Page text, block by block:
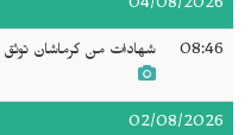
04/08/2026
08:46 شهادات من كرماشان توثق
02/08/2026